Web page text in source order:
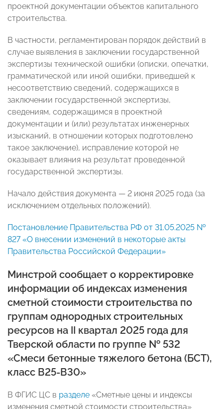
проектной документации объектов капитального
строительства.
В частности, регламентирован порядок действий в
случае выявления в заключении государственной
экспертизы технической ошибки (описки, опечатки,
грамматической или иной ошибки, приведшей к
несоответствию сведений, содержащихся в
заключении государственной экспертизы,
сведениям, содержащимся в проектной
документации и (или) результатах инженерных
изысканий, в отношении которых подготовлено
такое заключение), исправление которой не
оказывает влияния на результат проведенной
государственной экспертизы.
Начало действия документа — 2 июня 2025 года (за
исключением отдельных положений).
Постановление Правительства РФ от 31.05.2025 №
827 «О внесении изменений в некоторые акты
Правительства Российской Федерации»
Минстрой сообщает о корректировке
информации об индексах изменения
сметной стоимости строительства по
группам однородных строительных
ресурсов на II квартал 2025 года для
Тверской области по группе № 532
«Смеси бетонные тяжелого бетона (БСТ),
класс В25-В30»
В ФГИС ЦС в разделе «Сметные цены и индексы
изменения сметной стоимости строительства»